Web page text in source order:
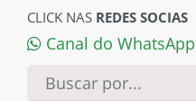
CLICK NAS REDES SOCIAS
Canal do WhatsApp